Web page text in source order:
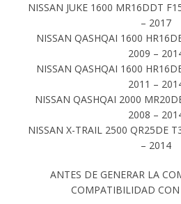
NISSAN JUKE 1600 MR16DDT
– 2017
NISSAN QASHQAI 1600
2009 –
NISSAN QASHQAI 1600
2011 –
NISSAN QASHQAI 2000
2008 –
NISSAN X-TRAIL 2500 QR25DE
– 2014
ANTES DE GENERAR LA
COMPATIBILIDAD